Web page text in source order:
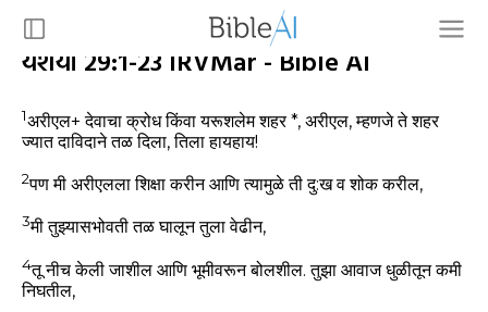
यशया 29:1-23 IRVMar - Bible AI
1अरीएल+ देवाचा क्रोध किंवा यरूशलेम शहर *, अरीएल, म्हणजे ते शहर
ज्यात दाविदाने तळ दिला, तिला हायहाय!
2पण मी अरीएलला शिक्षा करीन आणि त्यामुळे ती दु:ख व शोक करील,
3मी तुझ्यासभोवती तळ घालून तुला वेढीन,
4तू नीच केली जाशील आणि भूमीवरून बोलशील. तुझा आवाज धुळीतून कमी
निघतील,